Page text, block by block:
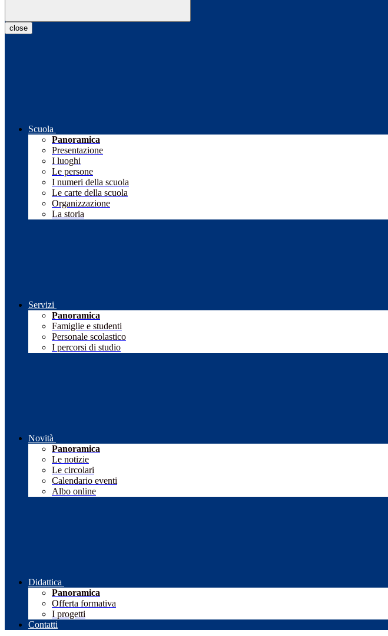
close
Scuola
Panoramica
Presentazione
I luoghi
Le persone
I numeri della scuola
Le carte della scuola
Organizzazione
La storia
Servizi
Panoramica
Famiglie e studenti
Personale scolastico
I percorsi di studio
Novità
Panoramica
Le notizie
Le circolari
Calendario eventi
Albo online
Didattica
Panoramica
Offerta formativa
I progetti
Contatti